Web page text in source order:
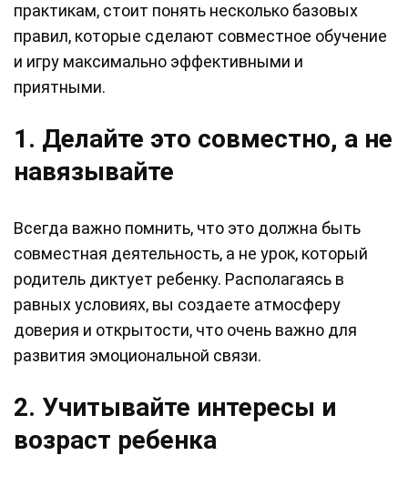
практикам, стоит понять несколько базовых
правил, которые сделают совместное обучение
и игру максимально эффективными и
приятными.
1. Делайте это совместно, а не
навязывайте
Всегда важно помнить, что это должна быть
совместная деятельность, а не урок, который
родитель диктует ребенку. Располагаясь в
равных условиях, вы создаете атмосферу
доверия и открытости, что очень важно для
развития эмоциональной связи.
2. Учитывайте интересы и
возраст ребенка